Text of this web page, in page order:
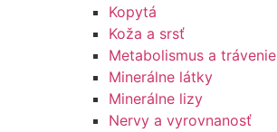
Kopytá
Koža a srsť
Metabolismus a trávenie
Minerálne látky
Minerálne lizy
Nervy a vyrovnanosť